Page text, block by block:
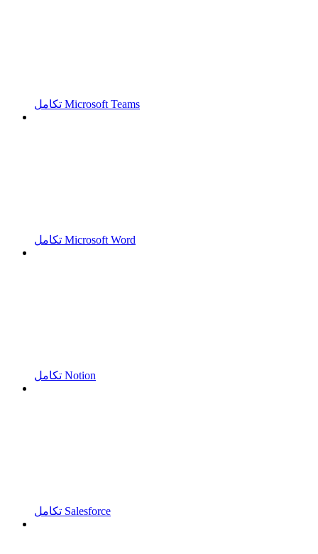
تكامل Microsoft Teams
تكامل Microsoft Word
تكامل Notion
تكامل Salesforce